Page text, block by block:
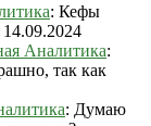
: Кефы
14.09.2024
Аналитика:
так как
: Думаю